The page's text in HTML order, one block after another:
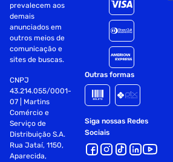
prevalecem aos
demais
anunciados em
outros meios de
comunicação e
sites de buscas.
CNPJ
43.214.055/0001-
07 | Martins
Comércio e
Serviço de
Distribuição S.A.
Rua Jataí, 1150,
Aparecida,
Outras formas
Siga nossas Redes
Sociais